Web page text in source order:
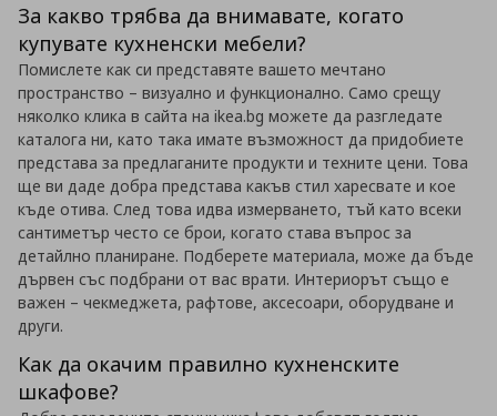
За какво трябва да внимавате, когато
купувате кухненски мебели?
Помислете как си представяте вашето мечтано
пространство – визуално и функционално. Само срещу
няколко клика в сайта на ikea.bg можете да разгледате
каталога ни, като така имате възможност да придобиете
представа за предлаганите продукти и техните цени. Това
ще ви даде добра представа какъв стил харесвате и кое
къде отива. След това идва измерването, тъй като всеки
сантиметър често се брои, когато става въпрос за
детайлно планиране. Подберете материала, може да бъде
дървен със подбрани от вас врати. Интериорът също е
важен – чекмеджета, рафтове, аксесоари, оборудване и
други.
Как да окачим правилно кухненските
шкафове?